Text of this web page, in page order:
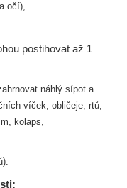
očí),
postihovat až 1
náhlý sípot a
víček, obličeje, rtů,
kolaps,